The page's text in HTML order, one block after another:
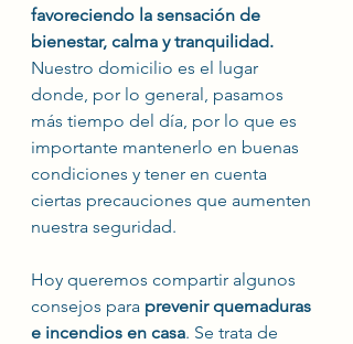
favoreciendo la sensación de
bienestar, calma y tranquilidad.
Nuestro domicilio es el lugar
donde, por lo general, pasamos
más tiempo del día, por lo que es
importante mantenerlo en buenas
condiciones y tener en cuenta
ciertas precauciones que aumenten
nuestra seguridad.
Hoy queremos compartir algunos
consejos para prevenir quemaduras
e incendios en casa. Se trata de